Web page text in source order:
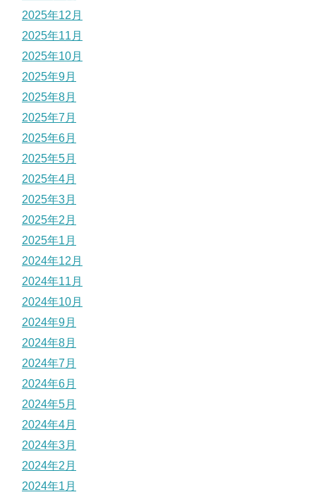
2025年12月
2025年11月
2025年10月
2025年9月
2025年8月
2025年7月
2025年6月
2025年5月
2025年4月
2025年3月
2025年2月
2025年1月
2024年12月
2024年11月
2024年10月
2024年9月
2024年8月
2024年7月
2024年6月
2024年5月
2024年4月
2024年3月
2024年2月
2024年1月